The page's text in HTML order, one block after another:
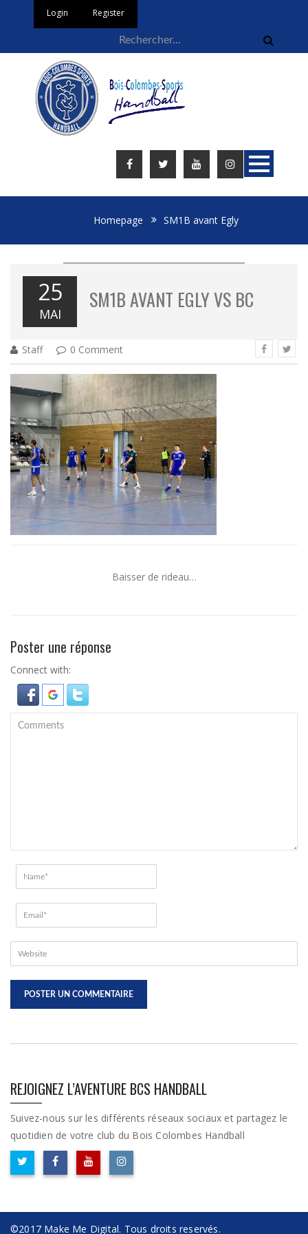
Login Register
Homepage SM1B avant Egly
25
MAI
SM1B AVANT EGLY VS BC
Staff 0 Comment
Baisser de rideau…
Poster une réponse
Connect with:
REJOIGNEZ L’AVENTURE BCS HANDBALL
Suivez-nous sur les différents réseaux sociaux et partagez le
quotidien de votre club du Bois Colombes Handball
©2017 Make Me Digital. Tous droits reservés.